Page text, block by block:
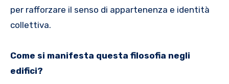
per rafforzare il senso di appartenenza e identità
collettiva.
Come si manifesta questa filosofia negli
edifici?